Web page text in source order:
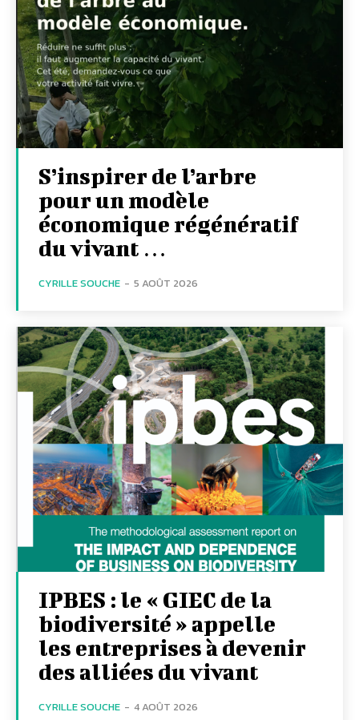
S’inspirer de l’arbre
pour un modèle
économique régénératif
du vivant …
CYRILLE SOUCHE - 5 AOÛT 2026
IPBES : le « GIEC de la
biodiversité » appelle
les entreprises à devenir
des alliées du vivant
CYRILLE SOUCHE - 4 AOÛT 2026